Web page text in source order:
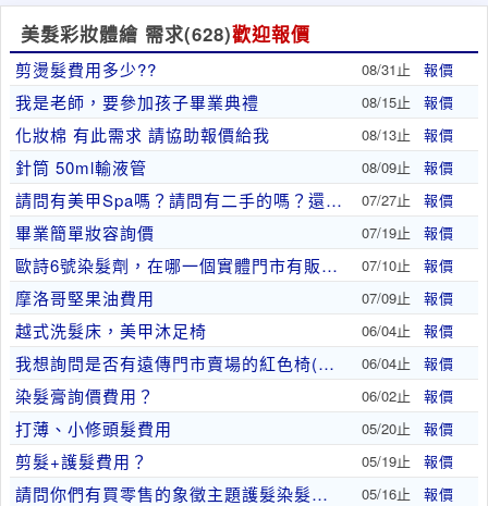
美髮彩妝體繪 需求(628)歡迎報價
剪燙髮費用多少?? 08/31止 報價
我是老師，要參加孩子畢業典禮 08/15止 報價
化妝棉 有此需求 請協助報價給我 08/13止 報價
針筒 50ml輸液管 08/09止 報價
請問有美甲Spa嗎？請問有二手的嗎？還是都只有全.. 07/27止 報價
畢業簡單妝容詢價 07/19止 報價
歐詩6號染髮劑，在哪一個實體門市有販售。 07/10止 報價
摩洛哥堅果油費用 07/09止 報價
越式洗髮床，美甲沐足椅 06/04止 報價
我想詢問是否有遠傳門市賣場的紅色椅(客人坐)，有.. 06/04止 報價
染髮膏詢價費用？ 06/02止 報價
打薄、小修頭髮費用 05/20止 報價
剪髮+護髮費用？ 05/19止 報價
請問你們有買零售的象徵主題護髮染髮霜嗎？ 05/16止 報價